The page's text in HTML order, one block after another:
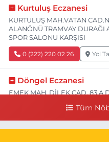
Kurtuluş Eczanesi
KURTULUŞ MAH.VATAN
ALANÖNÜ TRAMVAY DURAĞI
SPOR SALONU KARŞISI
0 (222) 220 02 26 Yol
Döngel Eczanesi
EMEK MAH. DİLEK CAD. 83
Tüm